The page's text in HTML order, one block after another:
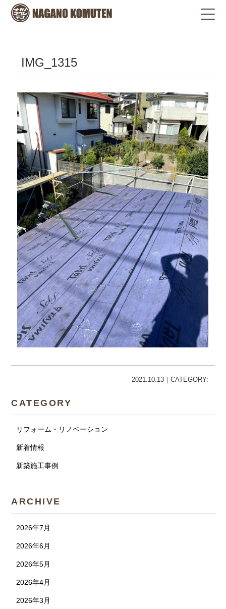
IMG_1315
2021.10.13｜CATEGORY:
CATEGORY
リフォーム・リノベーション
新着情報
新築施工事例
ARCHIVE
2026年7月
2026年6月
2026年5月
2026年4月
2026年3月